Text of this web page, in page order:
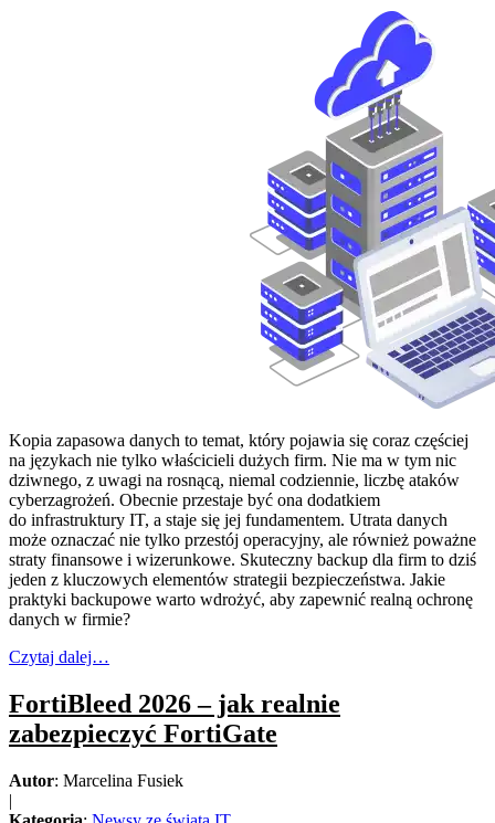
Kopia zapasowa danych to temat, który pojawia się coraz częściej
na językach nie tylko właścicieli dużych firm. Nie ma w tym nic
dziwnego, z uwagi na rosnącą, niemal codziennie, liczbę ataków
cyberzagrożeń. Obecnie przestaje być ona dodatkiem
do infrastruktury IT, a staje się jej fundamentem. Utrata danych
może oznaczać nie tylko przestój operacyjny, ale również poważne
straty finansowe i wizerunkowe. Skuteczny backup dla firm to dziś
jeden z kluczowych elementów strategii bezpieczeństwa. Jakie
praktyki backupowe warto wdrożyć, aby zapewnić realną ochronę
danych w firmie?
Czytaj dalej…
FortiBleed 2026 – jak realnie
zabezpieczyć FortiGate
Autor: Marcelina Fusiek
|